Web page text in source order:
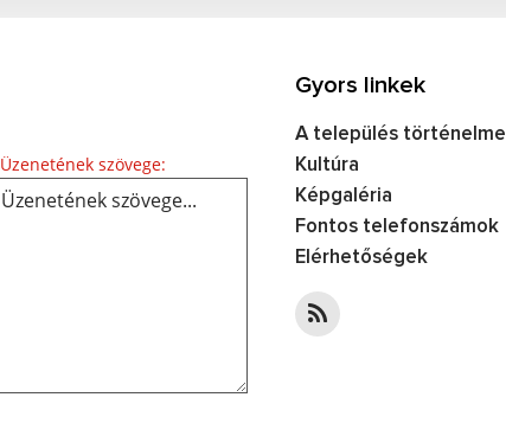
Üzenetének szövege: Üzenetének szövege...
Gyors linkek
A település történelme
Kultúra
Képgaléria
Fontos telefonszámok
Elérhetőségek